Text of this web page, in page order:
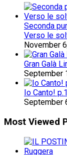
Seconda
Verso le
November
Gran Galà
September
Io Canto! p.1
September
Most Viewed